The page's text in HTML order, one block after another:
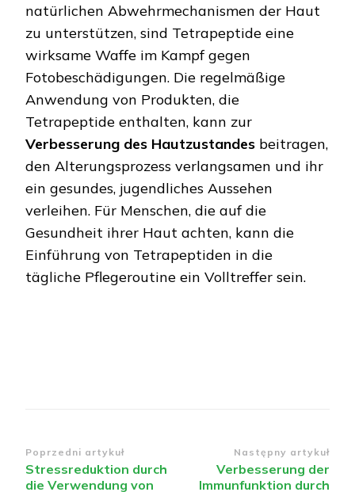
natürlichen Abwehrmechanismen der Haut
zu unterstützen, sind Tetrapeptide eine
wirksame Waffe im Kampf gegen
Fotobeschädigungen. Die regelmäßige
Anwendung von Produkten, die
Tetrapeptide enthalten, kann zur
Verbesserung des Hautzustandes beitragen,
den Alterungsprozess verlangsamen und ihr
ein gesundes, jugendliches Aussehen
verleihen. Für Menschen, die auf die
Gesundheit ihrer Haut achten, kann die
Einführung von Tetrapeptiden in die
tägliche Pflegeroutine ein Volltreffer sein.
Nawigacja
wpisu
Poprzedni artykuł
Stressreduktion durch
die Verwendung von
Następny artykuł
Verbesserung der
Immunfunktion durch